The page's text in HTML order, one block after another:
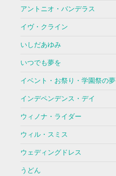
アントニオ・バンデラス
イヴ・クライン
いしだあゆみ
いつでも夢を
イベント・お祭り・学園祭の夢
インデペンデンス・デイ
ウィノナ・ライダー
ウィル・スミス
ウェディングドレス
うどん